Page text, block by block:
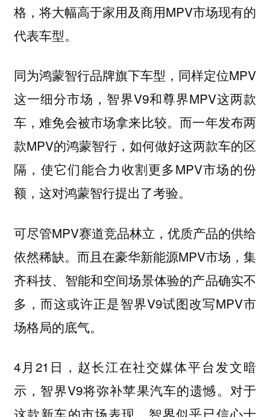
格，将大幅高于家用及商用MPV市场现有的
代表车型。
同为鸿蒙智行品牌旗下车型，同样定位MPV
这一细分市场，智界V9和尊界MPV这两款
车，难免会被市场拿来比较。而一年发布两
款MPV的鸿蒙智行，如何做好这两款车的区
隔，使它们能合力收割更多MPV市场的份
额，这对鸿蒙智行提出了考验。
可尽管MPV赛道竞品林立，优质产品的供给
依然稀缺。而且在豪华新能源MPV市场，集
齐科技、智能和空间场景体验的产品确实不
多，而这或许正是智界V9试图改写MPV市
场格局的底气。
4月21日，赵长江在社交媒体平台发文暗
示，智界V9将弥补苹果汽车的遗憾。对于